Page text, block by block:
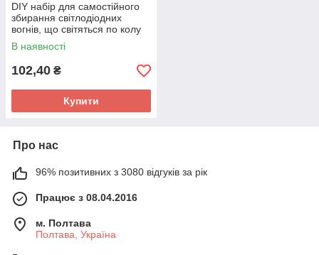
DIY набір для самостійного
збирання світлодіодних
вогнів, що світяться по колу
В наявності
102,40 ₴
Купити
Про нас
96% позитивних з 3080 відгуків за рік
Працює з 08.04.2016
м. Полтава
Полтава, Україна